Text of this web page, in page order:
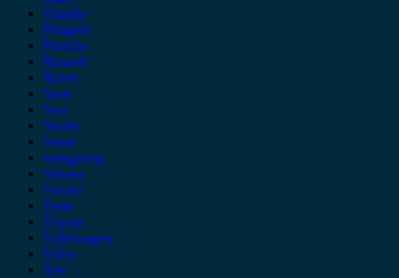
Omoda
Peugeot
Porsche
Renault
Rover
Saab
Seat
Skoda
Smart
ssangyong
Subaru
Suzuki
Tesla
Toyota
Volkswagen
Volvo
Xev